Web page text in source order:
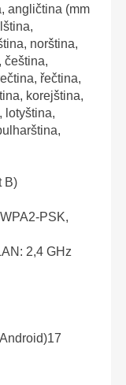
angličtina (mm
norština,
čeština,
řečtina,
korejština,
lotyština,
B)
PSK,
2,4 GHz